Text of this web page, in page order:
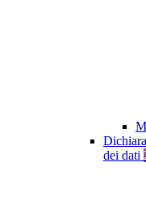
dei dati